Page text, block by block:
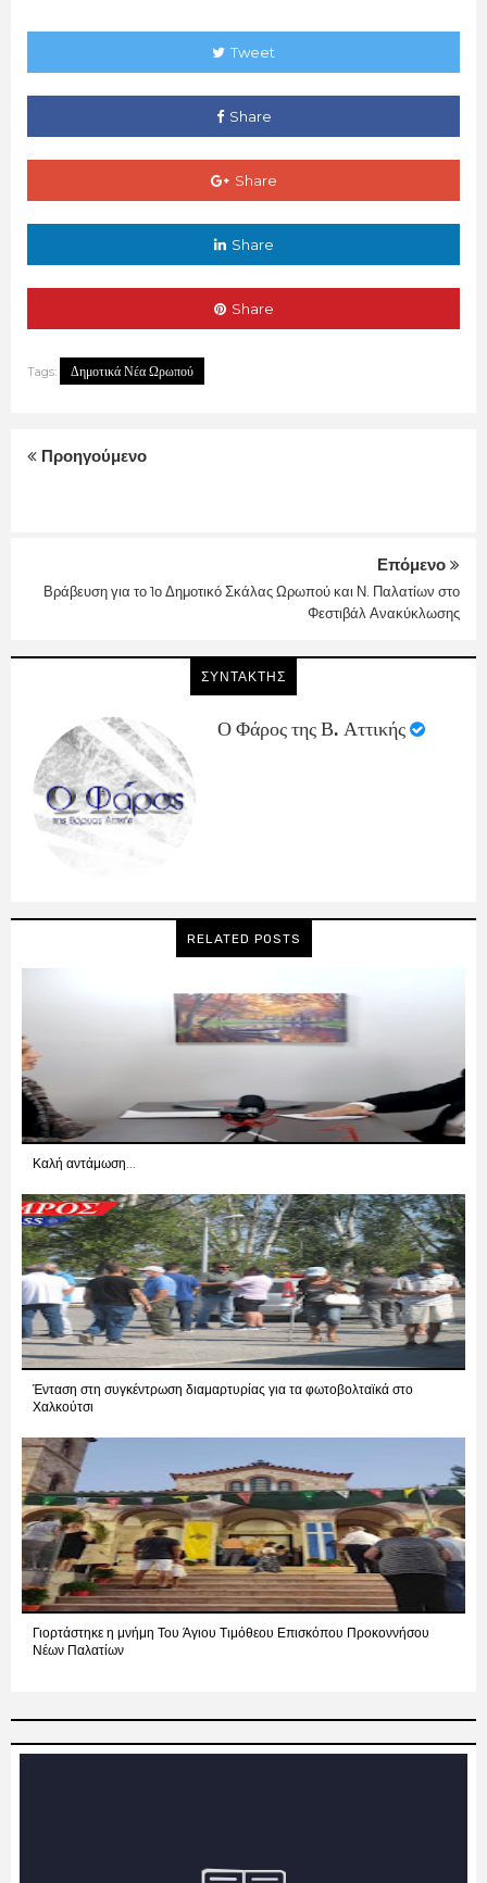
Tweet
Share
Share
Share
Share
Tags: Δημοτικά Νέα Ωρωπού
Προηγούμενο
Επόμενο
Βράβευση για το 1ο Δημοτικό Σκάλας Ωρωπού και Ν. Παλατίων στο
Φεστιβάλ Ανακύκλωσης
ΣΥΝΤΑΚΤΗΣ
Ο Φάρος της Β. Αττικής
RELATED POSTS
Καλή αντάμωση...
Ένταση στη συγκέντρωση διαμαρτυρίας για τα φωτοβολταϊκά στο
Χαλκούτσι
Γιορτάστηκε η μνήμη Του Άγιου Τιμόθεου Επισκόπου Προκοννήσου
Νέων Παλατίων